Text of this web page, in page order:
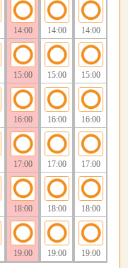
14:00
15:00
16:00
17:00
18:00
19:00
14:00
15:00
16:00
17:00
18:00
19:00
14:00
15:00
16:00
17:00
18:00
19:00